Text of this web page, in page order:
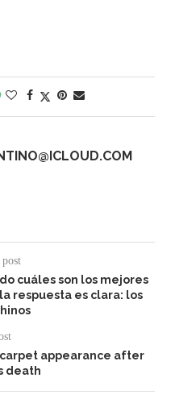
cuáles son los mejores
respuesta es clara: los
appearance after
death